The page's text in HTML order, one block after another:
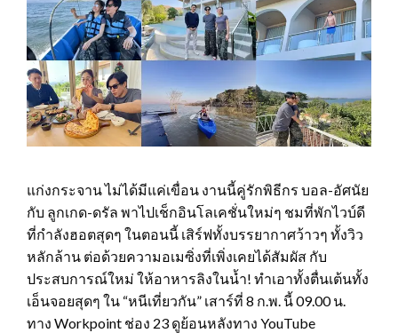
แก่งกระจาน ไม่ได้มีแค่เขื่อน งานนี้คู่รักพิธีกร บอล-อัศนัย
กับ ลูกเกด-ดรัล พาไปเช็กอินโลเคชั่นใหม่ๆ ชมที่พักไวบ์ดี
ที่กำลังฮอตสุดๆ ในตอนนี้ เสิร์ฟทั้งบรรยากาศว้าวๆ ทั้งวิว
หลักล้าน ต่อด้วยความอเมซิ่งที่เพิ่งเคยได้สัมผัส กับ
ประสบการณ์ใหม่ ให้อาหารลิงในน้ำ! ทำเอาทั้งตื่นเต้นทั้ง
เอ็นจอยสุดๆ ใน “หนีเที่ยวกัน” เสาร์ที่ 8 ก.พ. นี้ 09.00 น.
ทาง Workpoint ช่อง 23 ดูย้อนหลังทาง YouTube